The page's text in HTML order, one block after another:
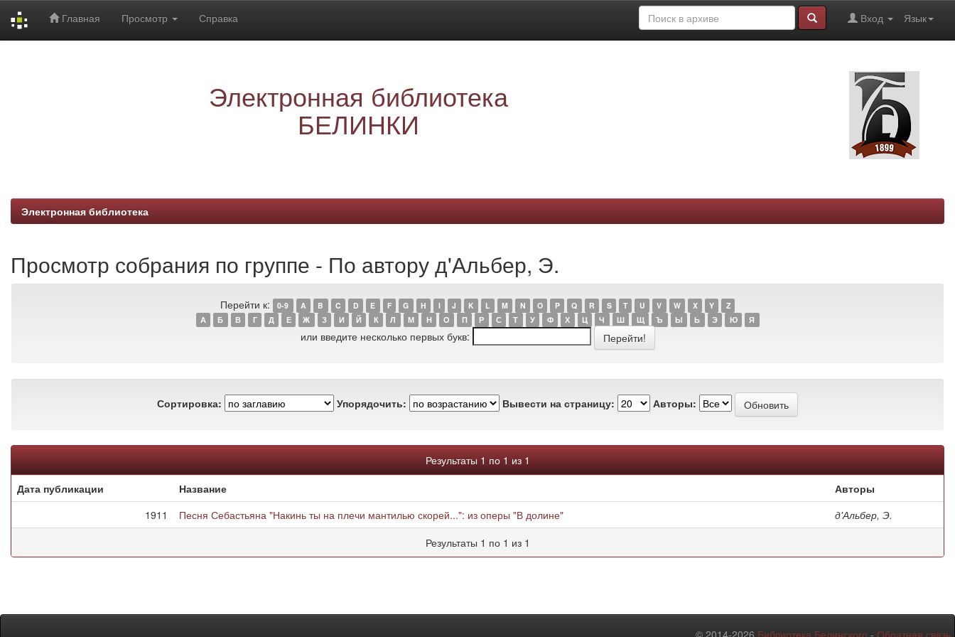
Главная Просмотр Справка Язык
Вход
Электронная библиотека
БЕЛИНКИ
Электронная библиотека
Просмотр собрания по группе - По автору д'Альбер, Э.
Перейти к: 0-9 A B C D E F G H I J K L M N O P Q R S T U V W X Y
Z
А
Б В Г Д Е Ж З И Й К Л М Н О П Р С Т У Ф Х Ц Ч Ш Щ Ъ Ы Ь Э Ю Я
или введите несколько первых букв:
Сортировка: Упорядочить: Вывести на страницу: Авторы:
Результаты 1 по 1 из 1
Дата публикации
Название
Авторы
1911
Песня Себастьяна "Накинь ты на плечи мантилью скорей...": из оперы "В долине"
д'Альбер, Э.
Результаты 1 по 1 из 1
© 2014-2026 Библиотека Белинского - Обратная связь